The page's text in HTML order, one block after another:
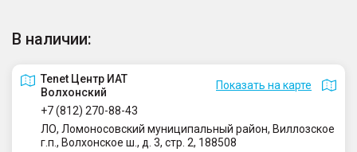
В наличии:
Tenet Центр ИАТ
Волхонский
Показать на карте
+7 (812) 270-88-43
ЛО, Ломоносовский муниципальный район, Виллозское
г.п., Волхонское ш., д. 3, стр. 2, 188508